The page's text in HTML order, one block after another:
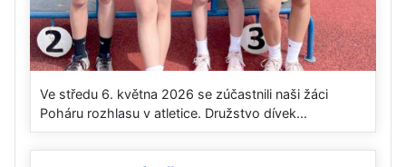
Ve středu 6. května 2026 se zúčastnili naši žáci
Poháru rozhlasu v atletice. Družstvo dívek...